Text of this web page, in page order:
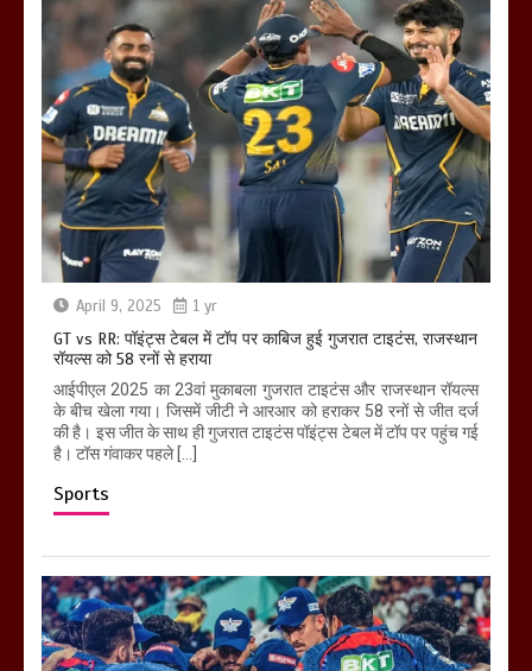
April 9, 2025 1 yr
GT vs RR: पॉइंट्स टेबल में टॉप पर काबिज हुई गुजरात टाइटंस, राजस्थान
रॉयल्स को 58 रनों से हराया
आईपीएल 2025 का 23वां मुकाबला गुजरात टाइटंस और राजस्थान रॉयल्स
के बीच खेला गया। जिसमें जीटी ने आरआर को हराकर 58 रनों से जीत दर्ज
की है। इस जीत के साथ ही गुजरात टाइटंस पॉइंट्स टेबल में टॉप पर पहुंच गई
है। टॉस गंवाकर पहले […]
Sports